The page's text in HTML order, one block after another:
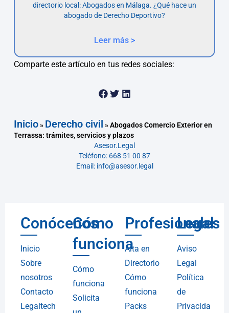
directorio local: Abogados en Málaga. ¿Qué hace un
abogado de Derecho Deportivo?
Leer más >
Comparte este artículo en tus redes sociales:
Inicio» Derecho civil »Abogados Comercio Exterior en
Terrassa: trámites, servicios y plazos
Asesor.Legal
Teléfono: 668 51 00 87
Email: info@asesor.legal
Conócenos
Inicio
Sobre
nosotros
Contacto
Legaltech
Cómo
funciona
Cómo
funciona
Solicita
Profesionales
Alta en
Directorio
Cómo
funciona
Packs
Legal
Aviso
Legal
Política
de
Privacida